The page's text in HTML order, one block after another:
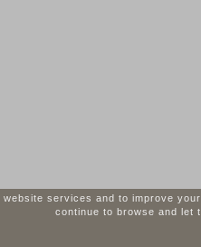
services and to improve
continue to browse and let